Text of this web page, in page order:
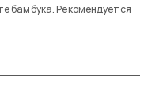
бамбука. Рекомендуется